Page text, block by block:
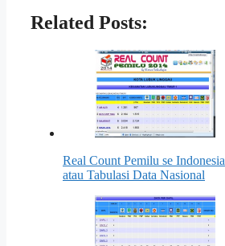
Related Posts:
Real Count Pemilu se Indonesia
atau Tabulasi Data Nasional